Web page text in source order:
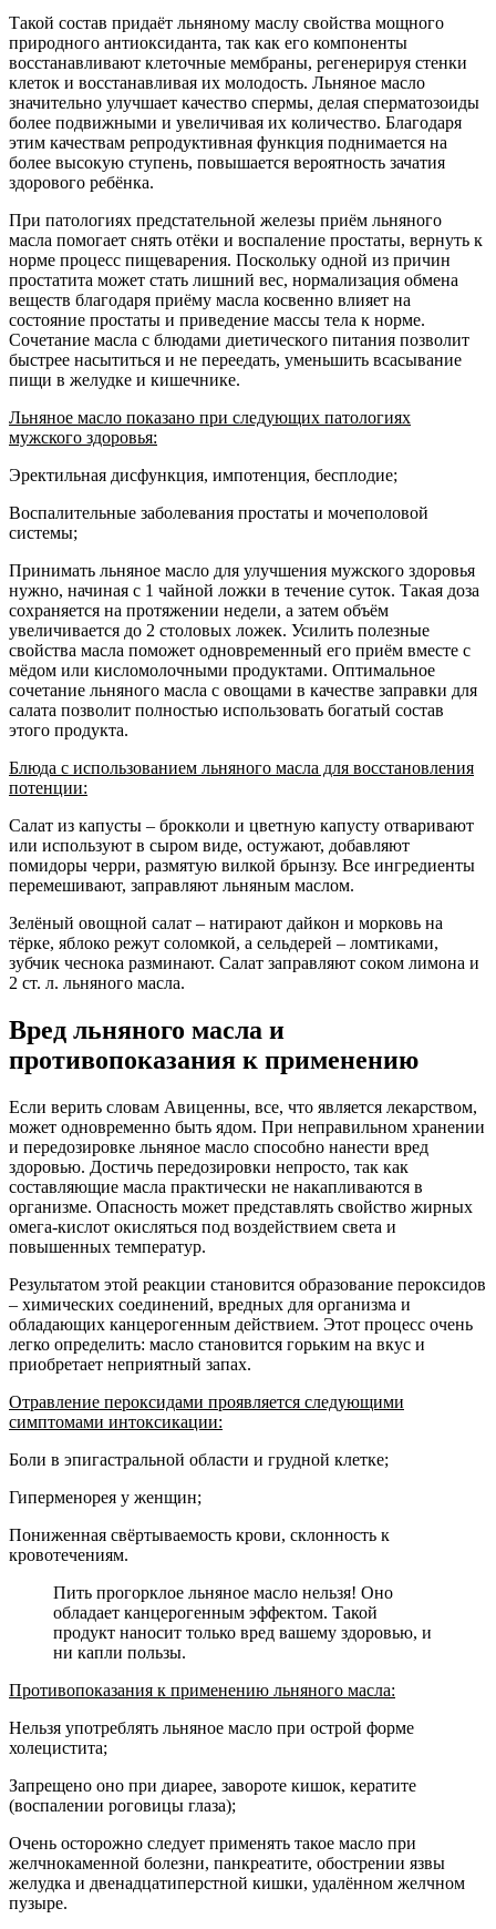
Такой состав придаёт льняному маслу свойства мощного
природного антиоксиданта, так как его компоненты
восстанавливают клеточные мембраны, регенерируя стенки
клеток и восстанавливая их молодость. Льняное масло
значительно улучшает качество спермы, делая сперматозоиды
более подвижными и увеличивая их количество. Благодаря
этим качествам репродуктивная функция поднимается на
более высокую ступень, повышается вероятность зачатия
здорового ребёнка.
При патологиях предстательной железы приём льняного
масла помогает снять отёки и воспаление простаты, вернуть к
норме процесс пищеварения. Поскольку одной из причин
простатита может стать лишний вес, нормализация обмена
веществ благодаря приёму масла косвенно влияет на
состояние простаты и приведение массы тела к норме.
Сочетание масла с блюдами диетического питания позволит
быстрее насытиться и не переедать, уменьшить всасывание
пищи в желудке и кишечнике.
Льняное масло показано при следующих патологиях
мужского здоровья:
Эректильная дисфункция, импотенция, бесплодие;
Воспалительные заболевания простаты и мочеполовой
системы;
Принимать льняное масло для улучшения мужского здоровья
нужно, начиная с 1 чайной ложки в течение суток. Такая доза
сохраняется на протяжении недели, а затем объём
увеличивается до 2 столовых ложек. Усилить полезные
свойства масла поможет одновременный его приём вместе с
мёдом или кисломолочными продуктами. Оптимальное
сочетание льняного масла с овощами в качестве заправки для
салата позволит полностью использовать богатый состав
этого продукта.
Блюда с использованием льняного масла для восстановления
потенции:
Салат из капусты – брокколи и цветную капусту отваривают
или используют в сыром виде, остужают, добавляют
помидоры черри, размятую вилкой брынзу. Все ингредиенты
перемешивают, заправляют льняным маслом.
Зелёный овощной салат – натирают дайкон и морковь на
тёрке, яблоко режут соломкой, а сельдерей – ломтиками,
зубчик чеснока разминают. Салат заправляют соком лимона и
2 ст. л. льняного масла.
Вред льняного масла и
противопоказания к применению
Если верить словам Авиценны, все, что является лекарством,
может одновременно быть ядом. При неправильном хранении
и передозировке льняное масло способно нанести вред
здоровью. Достичь передозировки непросто, так как
составляющие масла практически не накапливаются в
организме. Опасность может представлять свойство жирных
омега-кислот окисляться под воздействием света и
повышенных температур.
Результатом этой реакции становится образование пероксидов
– химических соединений, вредных для организма и
обладающих канцерогенным действием. Этот процесс очень
легко определить: масло становится горьким на вкус и
приобретает неприятный запах.
Отравление пероксидами проявляется следующими
симптомами интоксикации:
Боли в эпигастральной области и грудной клетке;
Гиперменорея у женщин;
Пониженная свёртываемость крови, склонность к
кровотечениям.
Пить прогорклое льняное масло нельзя! Оно
обладает канцерогенным эффектом. Такой
продукт наносит только вред вашему здоровью, и
ни капли пользы.
Противопоказания к применению льняного масла:
Нельзя употреблять льняное масло при острой форме
холецистита;
Запрещено оно при диарее, завороте кишок, кератите
(воспалении роговицы глаза);
Очень осторожно следует применять такое масло при
желчнокаменной болезни, панкреатите, обострении язвы
желудка и двенадцатиперстной кишки, удалённом желчном
пузыре.